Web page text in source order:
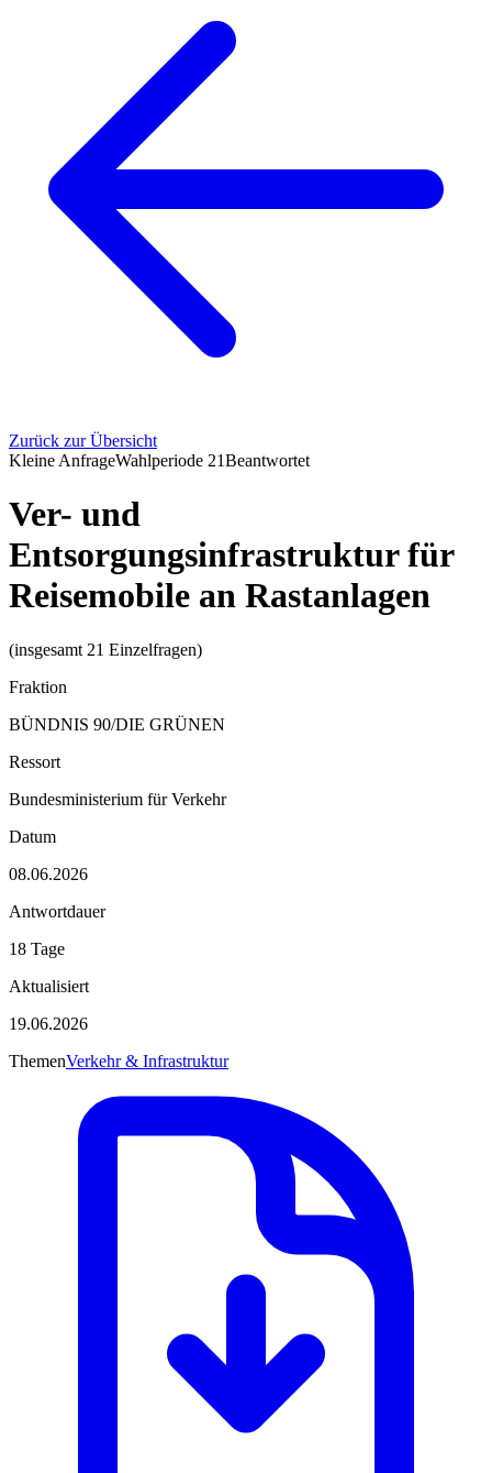
Zurück zur Übersicht
Kleine AnfrageWahlperiode 21Beantwortet
Ver- und
Entsorgungsinfrastruktur für
Reisemobile an Rastanlagen
(insgesamt 21 Einzelfragen)
Fraktion
BÜNDNIS 90/DIE GRÜNEN
Ressort
Bundesministerium für Verkehr
Datum
08.06.2026
Antwortdauer
18 Tage
Aktualisiert
19.06.2026
ThemenVerkehr & Infrastruktur